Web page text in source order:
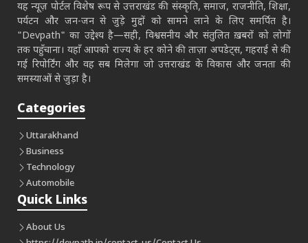
यह न्यूज़ पोर्टल विशेष रूप से उत्तराखंड की संस्कृति, समाज, राजनीति, शिक्षा,
पर्यटन और जन-जन से जुड़े मुद्दों को सामने लाने के लिए समर्पित है।
"Devpath" का उद्देश्य है—सही, विश्वसनीय और संतुलित ख़बरों को लोगों
तक पहुँचाना। यहाँ आपको राज्य के हर कोने की ताज़ा अपडेट्स, गहराई से की
गई रिपोर्टिंग और वह सब मिलेगा जो उत्तराखंड के विकास और जनता की
समस्याओं से जुड़ा है।
Categories
Uttarakhand
Business
Technology
Automobile
Quick Links
About Us